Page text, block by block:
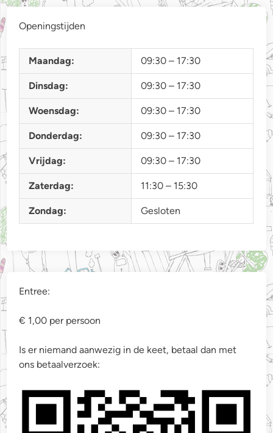
Openingstijden
Maandag: 09:30 – 17:30
Dinsdag: 09:30 – 17:30
Woensdag: 09:30 – 17:30
Donderdag: 09:30 – 17:30
Vrijdag: 09:30 – 17:30
Zaterdag: 11:30 – 15:30
Zondag: Gesloten
Entree:
€ 1,00 per persoon
Is er niemand aanwezig in de keet, betaal dan met
ons betaalverzoek: